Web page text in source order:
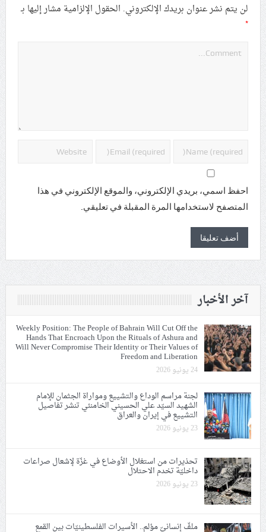
لن يتم نشر عنوان بريدك الإلكتروني. الحقول الإلزامية مشار إليها بـ
*
احفظ اسمي، بريدي الإلكتروني، والموقع الإلكتروني في هذا
المتصفح لاستخدامها المرة المقبلة في تعليقي.
آخر الأخبار
Weekly Position: The People of Bahrain Will Cut Off the
Hands That Encroach Upon the Rituals of Ashura and
Will Never Compromise Their Identity or Their Values of
Freedom and Liberation
24 يونيو 2026
لجنة مراسم الوداع والتشييع ومواراة الجثمان للإمام
الشهيد السيّد علي الحسيني الخامنئي تنشر تفاصيل
التشييع في إيران والعراق
23 يونيو 2026
تحذيرات من استغلال الأوضاع في غزّة لإشعال صراعات
داخليّة تخدم الاحتلال
23 يونيو 2026
ملفّ إنسانيّ مؤلم.. الأسيرات الفلسطينيّات بين القمع